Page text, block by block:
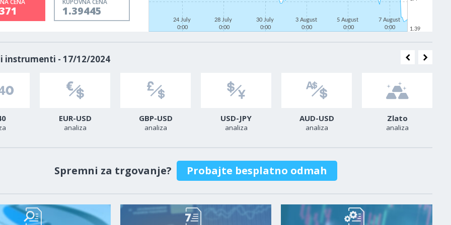
1.39445
24 July
0:00
28 July
0:00
30 July
0:00
3 August
0:00
5 August
0:00
7 August
0:00
1.39
instrumenti - 17/12/2024
EUR-USD
analiza
GBP-USD
analiza
USD-JPY
analiza
AUD-USD
analiza
Zlato
analiza
Spremni za trgovanje? Probajte besplatno odmah